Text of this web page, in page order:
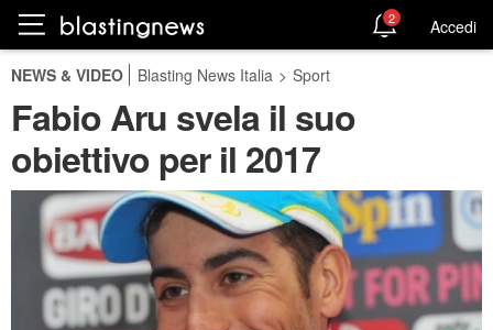
2 Accedi
NEWS & VIDEO Blasting News Italia > Sport
Fabio Aru svela il suo
obiettivo per il 2017